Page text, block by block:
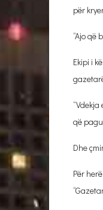
për
“Ajo që
Ekipi i
që
Dhe
Për